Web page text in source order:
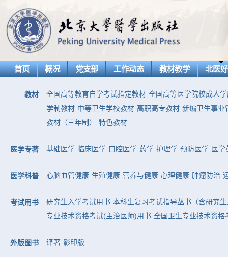
首页 概况 党支部 工作动态 教材教学 北医
教材 全国高等教育自学考试指定教材 全国高等医学院校成人
学制教材 中等卫生学校教材 高职高专教材 新编卫生事业
教材（三年制）
特色教材
医学专著 基础医学 临床医学 口腔医学 药学 护理学 预防医学 医学
医学科普 心脑血管健康 生殖健康 营养与健康 心理健康 肿瘤防治
考试用书 研究生入学考试用书 本科生复习考试指导丛书（含研究
专业技术资格考试(主治医师)用书 全国卫生专业技术资格
外版图书 译著 影印版